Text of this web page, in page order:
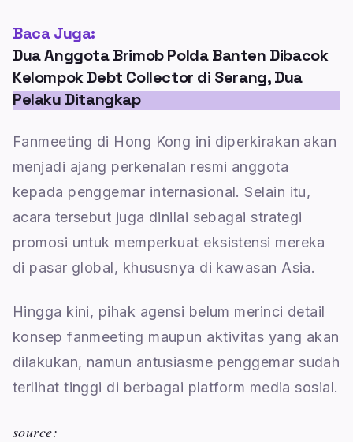
Baca Juga:
Dua Anggota Brimob Polda Banten Dibacok
Kelompok Debt Collector di Serang, Dua
Pelaku Ditangkap
Fanmeeting di Hong Kong ini diperkirakan akan
menjadi ajang perkenalan resmi anggota
kepada penggemar internasional. Selain itu,
acara tersebut juga dinilai sebagai strategi
promosi untuk memperkuat eksistensi mereka
di pasar global, khususnya di kawasan Asia.
Hingga kini, pihak agensi belum merinci detail
konsep fanmeeting maupun aktivitas yang akan
dilakukan, namun antusiasme penggemar sudah
terlihat tinggi di berbagai platform media sosial.
source: